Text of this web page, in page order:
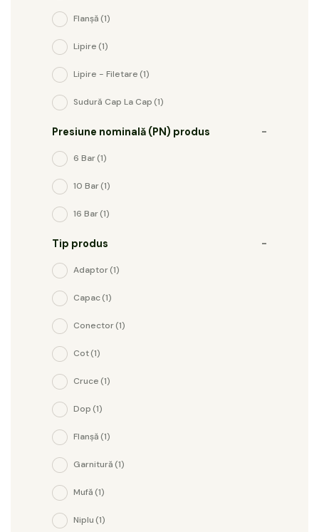
Flanșă(1)
Lipire(1)
Lipire - Filetare(1)
Sudură Cap La Cap(1)
Presiune nominală (PN) produs -
6 Bar(1)
10 Bar(1)
16 Bar(1)
Tip produs -
Adaptor(1)
Capac(1)
Conector(1)
Cot(1)
Cruce(1)
Dop(1)
Flanșă(1)
Garnitură(1)
Mufă(1)
Niplu(1)